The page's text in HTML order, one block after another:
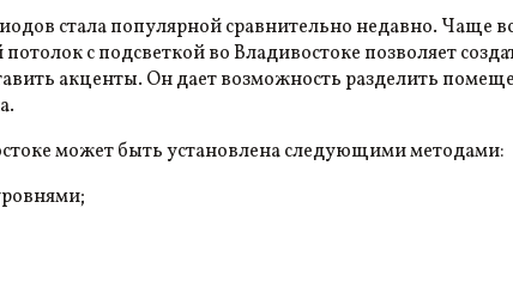
стала популярной сравнительно недавно. Чаще
с подсветкой во Владивостоке позволяет
акценты. Он дает возможность разделить
может быть установлена следующими методами: